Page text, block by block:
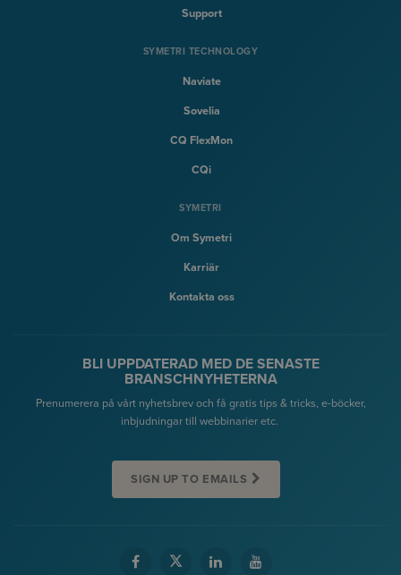
Support
SYMETRI TECHNOLOGY
Naviate
Sovelia
CQ FlexMon
CQi
SYMETRI
Om Symetri
Karriär
Kontakta oss
BLI UPPDATERAD MED DE SENASTE
BRANSCHNYHETERNA
Prenumerera på vårt nyhetsbrev och få gratis tips & tricks, e-böcker,
inbjudningar till webbinarier etc.
SIGN UP TO EMAILS